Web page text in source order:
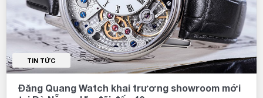
TIN TỨC
Đăng Quang Watch khai trương showroom mới